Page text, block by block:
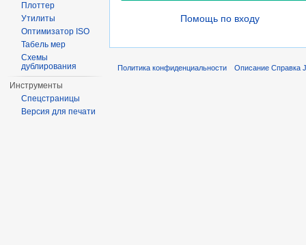
Помощь по входу
Плоттер
Утилиты
Оптимизатор ISO
Табель мер
Схемы
дублирования
Инструменты
Спецстраницы
Версия для печати
Политика конфиденциальности Описание Справка